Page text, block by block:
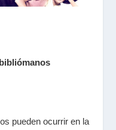
pueden ocurrir en la